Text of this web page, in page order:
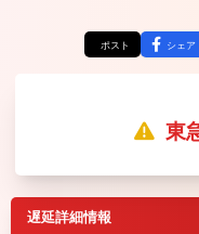
ポスト シェア
東
遅延詳細情報